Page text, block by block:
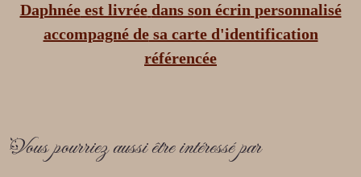
Daphnéeest livrée dans son écrin personnalisé
accompagné desa carte d'identification
référencée
Vous pourriez aussi être intéressé par